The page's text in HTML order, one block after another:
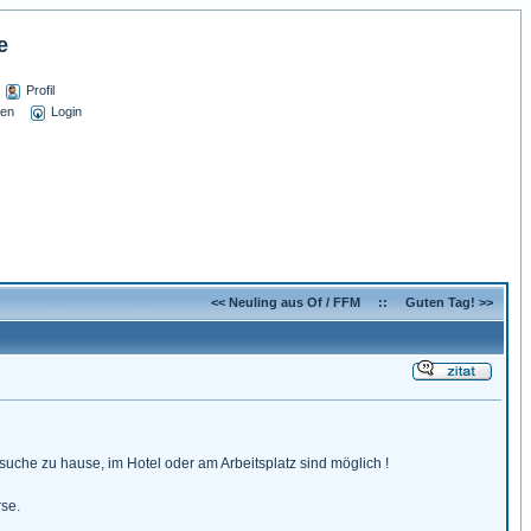
Profil
Login
<< Neuling aus Of / FFM :: Guten Tag! >>
zu hause, im Hotel oder am Arbeitsplatz sind möglich !